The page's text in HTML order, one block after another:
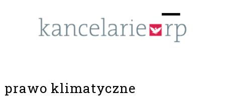
☰
prawo klimatyczne